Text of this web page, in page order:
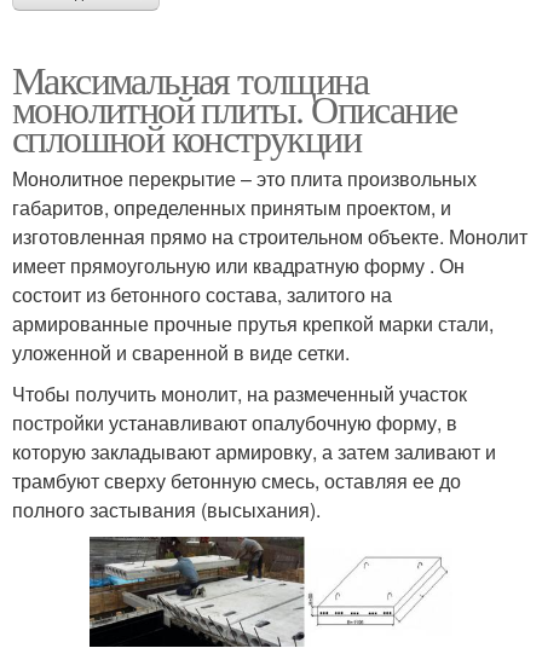
Максимальная толщина
монолитной плиты. Описание
сплошной конструкции
Монолитное перекрытие – это плита произвольных
габаритов, определенных принятым проектом, и
изготовленная прямо на строительном объекте. Монолит
имеет прямоугольную или квадратную форму . Он
состоит из бетонного состава, залитого на
армированные прочные прутья крепкой марки стали,
уложенной и сваренной в виде сетки.
Чтобы получить монолит, на размеченный участок
постройки устанавливают опалубочную форму, в
которую закладывают армировку, а затем заливают и
трамбуют сверху бетонную смесь, оставляя ее до
полного застывания (высыхания).